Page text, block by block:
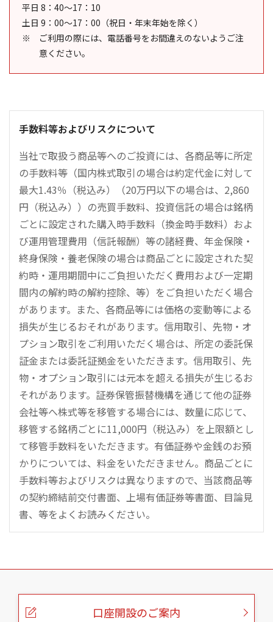
平日 8：40～17：10
土日 9：00～17：00（祝日・年末年始を除く）
ご利用の際には、電話番号をお間違えのないようご注
意ください。
手数料等およびリスクについて
当社で取扱う商品等へのご投資には、各商品等に所定
の手数料等（国内株式取引の場合は約定代金に対して
最大1.43％（税込み）（20万円以下の場合は、2,860
円（税込み））の売買手数料、投資信託の場合は銘柄
ごとに設定された購入時手数料（換金時手数料）およ
び運用管理費用（信託報酬）等の諸経費、年金保険・
終身保険・養老保険の場合は商品ごとに設定された契
約時・運用期間中にご負担いただく費用および一定期
間内の解約時の解約控除、等）をご負担いただく場合
があります。また、各商品等には価格の変動等による
損失が生じるおそれがあります。信用取引、先物・オ
プション取引をご利用いただく場合は、所定の委託保
証金または委託証拠金をいただきます。信用取引、先
物・オプション取引には元本を超える損失が生じるお
それがあります。証券保管振替機構を通じて他の証券
会社等へ株式等を移管する場合には、数量に応じて、
移管する銘柄ごとに11,000円（税込み）を上限額とし
て移管手数料をいただきます。有価証券や金銭のお預
かりについては、料金をいただきません。商品ごとに
手数料等およびリスクは異なりますので、当該商品等
の契約締結前交付書面、上場有価証券等書面、目論見
書、等をよくお読みください。
こ
口座開設のご案内